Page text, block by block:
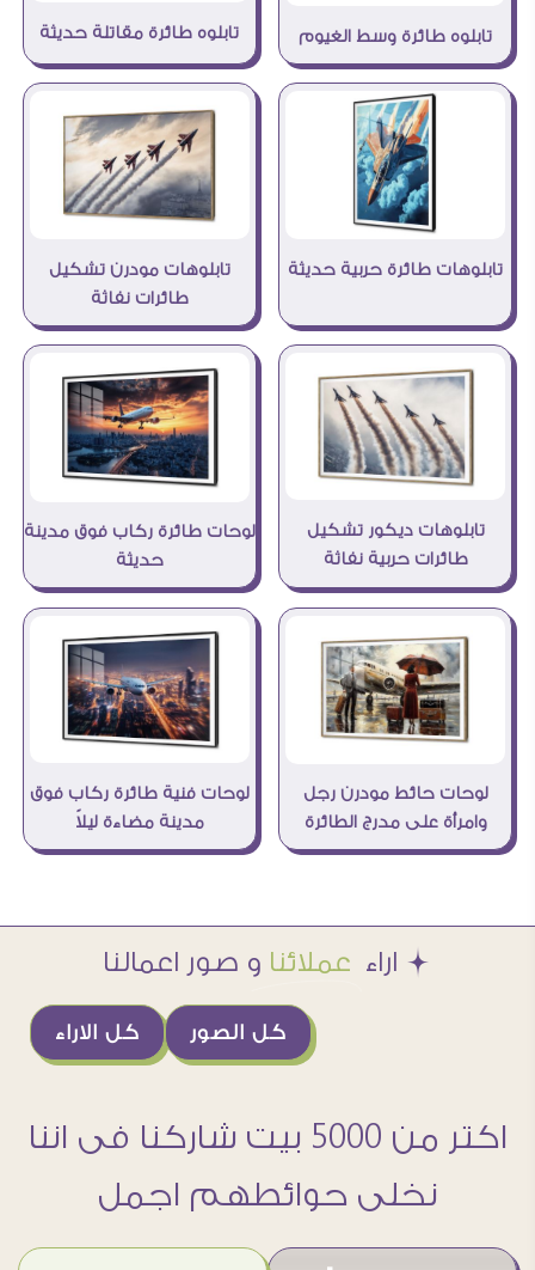
تابلوه طائرة وسط الغيوم تابلوه طائرة مقاتلة حديثة
تابلوهات طائرة حربية حديثة
تابلوهات مودرن تشكيل
طائرات نفاثة
تابلوهات ديكور تشكيل
طائرات حربية نفاثة
لوحات طائرة ركاب فوق مدينة
حديثة
لوحات حائط مودرن رجل
وامرأة على مدرج الطائرة
لوحات فنية طائرة ركاب فوق
مدينة مضاءة ليلاً
Æ اراء عملائنا و صور اعمالنا
كل الاراء كل الصور
اكتر من 5000 بيت شاركنا فى اننا
نخلى حوائطهم اجمل